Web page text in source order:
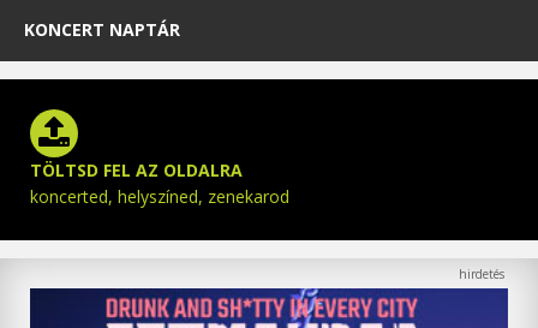
KONCERT NAPTÁR
TÖLTSD FEL AZ OLDALRA
koncerted, helyszíned, zenekarod